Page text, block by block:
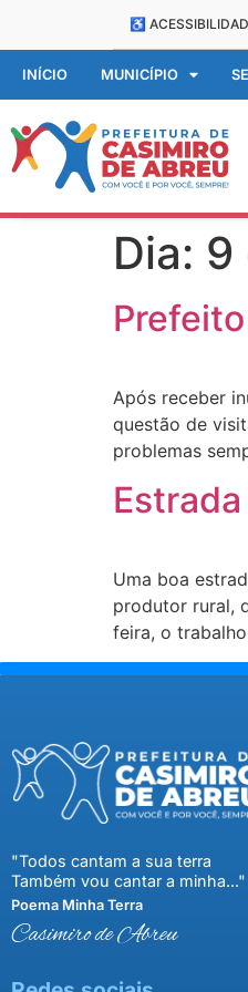
♿
INÍCIO MUNICÍPIO
Dia: 9
Após receber
questão de
problemas
Uma boa
produtor rural,
feira, o
"Todos cantam a sua terra
Também vou cantar a minha..."
Poema Minha Terra
Casimiro de Abreu